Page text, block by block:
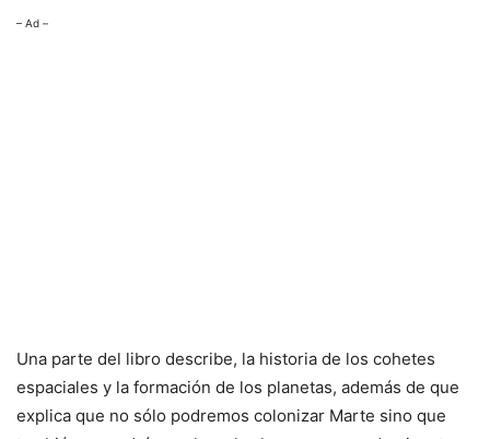
– Ad –
Una parte del libro describe, la historia de los cohetes
espaciales y la formación de los planetas, además de que
explica que no sólo podremos colonizar Marte sino que